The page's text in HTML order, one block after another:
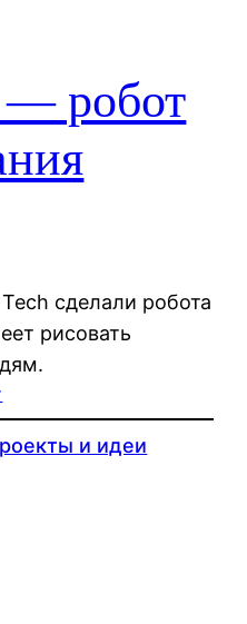
робот
сделали робота
рисовать
и идеи